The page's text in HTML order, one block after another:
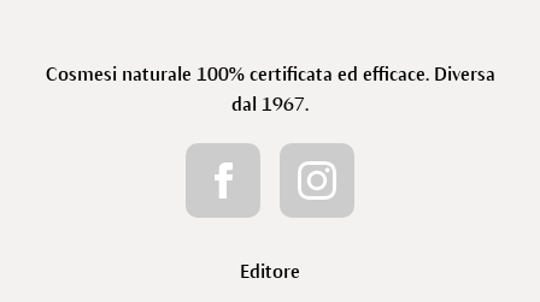
Cosmesi naturale 100% certificata ed efficace. Diversa
dal 1967.
Editore